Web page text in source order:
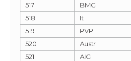
517
BMG
518
It
519
PVP
520
Austr
521
AIG